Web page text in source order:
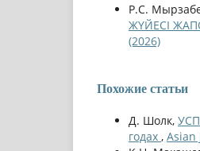
Р.С.
ЖҮЙЕСІ
(2026)
Похожие статьи
Д. Шолк,
годах , Asian